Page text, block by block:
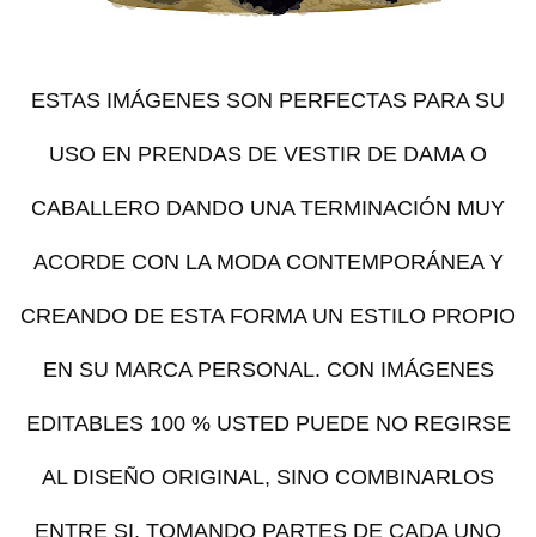
ESTAS IMÁGENES SON PERFECTAS PARA SU
USO EN PRENDAS DE VESTIR DE DAMA O
CABALLERO DANDO UNA TERMINACIÓN MUY
ACORDE CON LA MODA CONTEMPORÁNEA Y
CREANDO DE ESTA FORMA UN ESTILO PROPIO
EN SU MARCA PERSONAL. CON IMÁGENES
EDITABLES 100 % USTED PUEDE NO REGIRSE
AL DISEÑO ORIGINAL, SINO COMBINARLOS
ENTRE SI, TOMANDO PARTES DE CADA UNO